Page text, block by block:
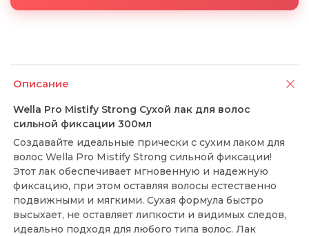
Описание
Wella Pro Mistify Strong Сухой лак для волос
сильной фиксации 300мл
Создавайте идеальные прически с сухим лаком для
волос Wella Pro Mistify Strong сильной фиксации!
Этот лак обеспечивает мгновенную и надежную
фиксацию, при этом оставляя волосы естественно
подвижными и мягкими. Сухая формула быстро
высыхает, не оставляет липкости и видимых следов,
идеально подходя для любого типа волос. Лак